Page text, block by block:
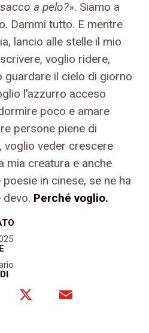
Pinterest
a pelo?». Siamo a
Dammi tutto. E mentre
lancio alle stelle il mio
voglio ridere,
guardare il cielo di giorno
l’azzurro acceso
poco e amare
persone piene di
voglio veder crescere
mia creatura e anche
in cinese, se ne ha
Perché voglio.